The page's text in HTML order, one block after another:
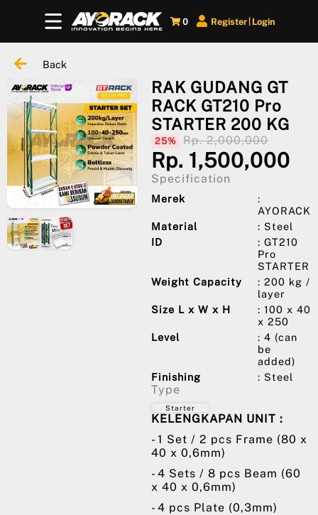
0 Register Login
Back
RAK GUDANG GT
RACK GT210 Pro
STARTER 200 KG
25% Rp. 2,000,000
Rp. 1,500,000
Specification
Merek
:
AYORACK
Material
: Steel
ID
: GT210
Pro
STARTER
Weight Capacity
: 200 kg /
layer
Size L x W x H
: 100 x 40
x 250
Level
: 4 (can
be
added)
Finishing
: Steel
Type
Starter
KELENGKAPAN UNIT :
- 1 Set / 2 pcs Frame (80 x
40 x 0,6mm)
- 4 Sets / 8 pcs Beam (60
x 40 x 0,6mm)
- 4 pcs Plate (0,3mm)